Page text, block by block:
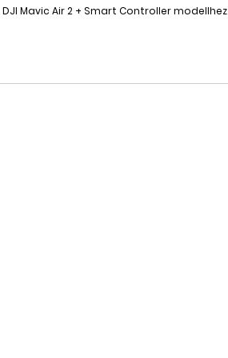
Mavic Air 2 + Smart Controller modellhez